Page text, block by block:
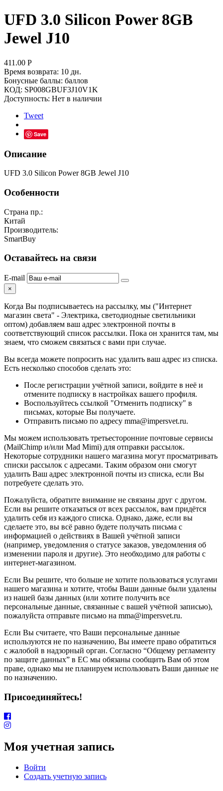
UFD 3.0 Silicon Power 8GB
Jewel J10
411.00 Р
Время возврата: 10 дн.
Бонусные баллы: баллов
КОД: SP008GBUF3J10V1K
Доступность: Нет в наличии
Tweet
Save
Описание
UFD 3.0 Silicon Power 8GB Jewel J10
Особенности
Страна пр.:
Китай
Производитель:
SmartBuy
Оставайтесь на связи
E-mail
×
Когда Вы подписываетесь на рассылку, мы ("Интернет
магазин света" - Электрика, светодиодные светильники
оптом) добавляем ваш адрес электронной почты в
соответствующий список рассылки. Пока он хранится там, мы
знаем, что сможем связаться с вами при случае.
Вы всегда можете попросить нас удалить ваш адрес из списка.
Есть несколько способов сделать это:
После регистрации учётной записи, войдите в неё и
отмените подписку в настройках вашего профиля.
Воспользуйтесь ссылкой "Отменить подписку" в
письмах, которые Вы получаете.
Отправить письмо по адресу mma@impersvet.ru.
Мы можем использовать третьесторонние почтовые сервисы
(MailChimp и/или Mad Mimi) для отправки рассылок.
Некоторые сотрудники нашего магазина могут просматривать
списки рассылок с адресами. Таким образом они смогут
удалить Ваш адрес электронной почты из списка, если Вы
потребуете сделать это.
Пожалуйста, обратите внимание не связаны друг с другом.
Если вы решите отказаться от всех рассылок, вам придётся
удалить себя из каждого списка. Однако, даже, если вы
сделаете это, вы всё равно будете получать письма с
информацией о действиях в Вашей учётной записи
(например, уведомления о статусе заказов, уведомления об
изменении пароля и другие). Это необходимо для работы с
интернет-магазином.
Если Вы решите, что больше не хотите пользоваться услугами
нашего магазина и хотите, чтобы Ваши данные были удалены
из нашей базы данных (или хотите получить все
персональные данные, связанные с вашей учётной записью),
пожалуйста отправьте письмо на mma@impersvet.ru.
Если Вы считаете, что Ваши персональные данные
используются не по назначению, Вы имеете право обратиться
с жалобой в надзорный орган. Согласно “Общему регламенту
по защите данных” в ЕС мы обязаны сообщить Вам об этом
праве, однако мы не планируем использовать Ваши данные не
по назначению.
Присоединяйтесь!
Моя учетная запись
Войти
Создать учетную запись